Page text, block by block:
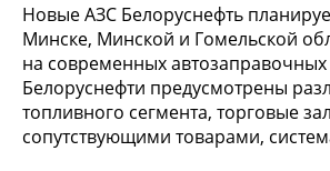
Новые АЗС Белоруснефть
Минске, Минской и Гомельской
на современных
Белоруснефти предусмотрены
топливного сегмента, торговые
сопутствующими товарами,